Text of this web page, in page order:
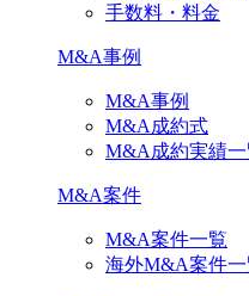
手数料・料金
M&A事例
M&A事例
M&A成約式
M&A成約実績一
M&A案件
M&A案件一覧
海外M&A案件一